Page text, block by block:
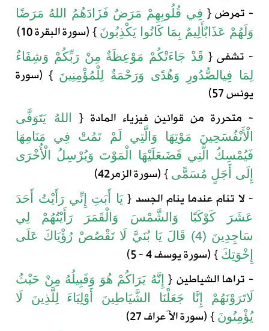
- تمرض{ فِي قُلُوبِهِمْ مَرَضٌ فَزَادَهُمُ اللهُ مَرَضًا
وَلَهُمْ عَذَابٌأَلِيمٌ بِمَا كَانُوا يَكْذِبُونَ } (سورةالبقرة
- تشفى { قَدْ جَاءَتْكُمْ مَوْعِظَةٌ مِنْ رَبِّكُمْ وَشِفَاءٌ
لِمَا فِيالصُّدُورِ وَهُدًى وَرَحْمَةٌ لِلْمُؤْمِنِينَ } (سورة
يونس
- متحررة من قوانين فيزياء المادة { اللهُ يَتَوَفَّى
الْأَنْفُسَحِينَ مَوْتِهَا وَالَّتِي لَمْ تَمُتْ فِي
مَنَامِهَا
فَيُمْسِكُ
الَّتِي قَضَىعَلَيْهَا الْمَوْتَ وَيُرْسِلُ
الْأُخْرَى
إِلَى أَجَلٍ مُسَمًّى } (سورةالزمر42)
- لا تنام عندما ينام الجسد {يَا أَبَتِ إِنِّي رَأَيْتُ أَحَدَ
عَشَرَ كَوْكَبًا وَالشَّمْسَ وَالْقَمَرَ رَأَيْتُهُمْ لِي
سَاجِدِينَ (4) قَالَ يَا بُنَيَّ لَا تَقْصُصْ رُؤْيَاكَ عَلَى
إِخْوَتِكَ } (سورة يوسف 4 - 5)
- تراها الشياطين { إِنَّهُ يَرَاكُمْ هُوَ وَقَبِيلُهُ مِنْ حَيْثُ
لَاتَرَوْنَهُمْ إِنَّا جَعَلْنَا الشَّيَاطِينَ أَوْلِيَاءَ لِلَّذِينَ
لَا
يُؤْمِنُونَ } (سورةالأَعراف